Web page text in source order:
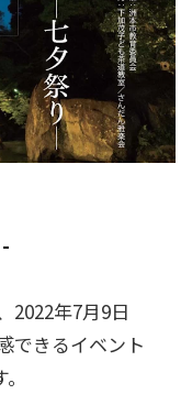
2022年7月9日
できるイベント